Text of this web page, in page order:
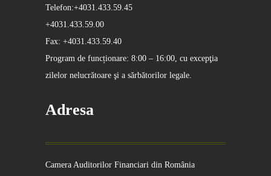
Telefon:+4031.433.59.45
+4031.433.59.00
Fax: +4031.433.59.40
Program de funcționare: 8:00 – 16:00, cu excepţia
zilelor nelucrătoare şi a sărbătorilor legale.
Adresa
Camera Auditorilor Financiari din România